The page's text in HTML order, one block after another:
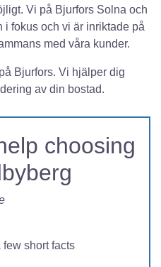
Vi på Bjurfors Solna och
fokus och vi är inriktade på
med våra kunder.
Bjurfors. Vi hjälper dig
av din bostad.
choosing
short facts